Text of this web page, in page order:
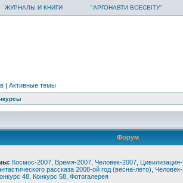
ЖУРНАЛЫ И КНИГИ "АРГОНАВТИ ВСЕСВІТУ"
| Активные темы
Форум
Космос-2007 Время-2007 Человек-2007
рассказа 2008-ой год (весна-лето)
48 Конкурс 58 Фотогалерея